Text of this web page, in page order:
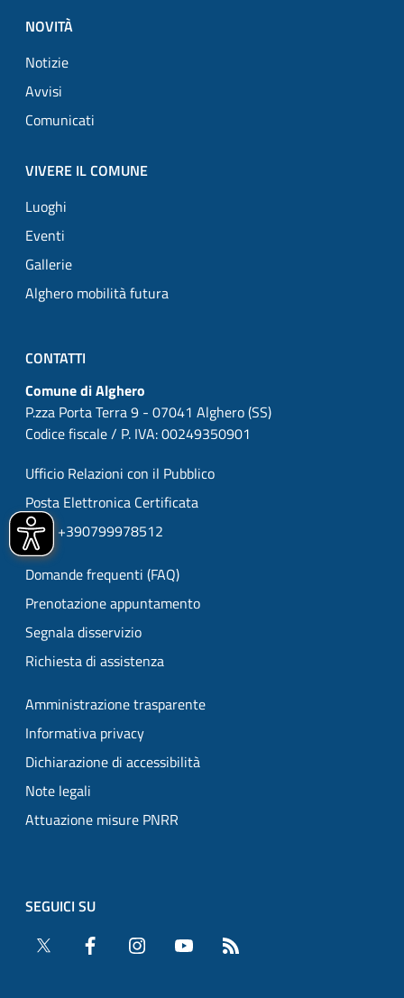
NOVITÀ
Notizie
Avvisi
Comunicati
VIVERE IL COMUNE
Luoghi
Eventi
Gallerie
Alghero mobilità futura
CONTATTI
Comune di Alghero
P.zza Porta Terra 9 - 07041 Alghero (SS)
Codice fiscale / P. IVA: 00249350901
Ufficio Relazioni con il Pubblico
Posta Elettronica Certificata
URP: +390799978512
Domande frequenti (FAQ)
Prenotazione appuntamento
Segnala disservizio
Richiesta di assistenza
Amministrazione trasparente
Informativa privacy
Dichiarazione di accessibilità
Note legali
Attuazione misure PNRR
SEGUICI SU
Twitter
Facebook Instagram YouTube